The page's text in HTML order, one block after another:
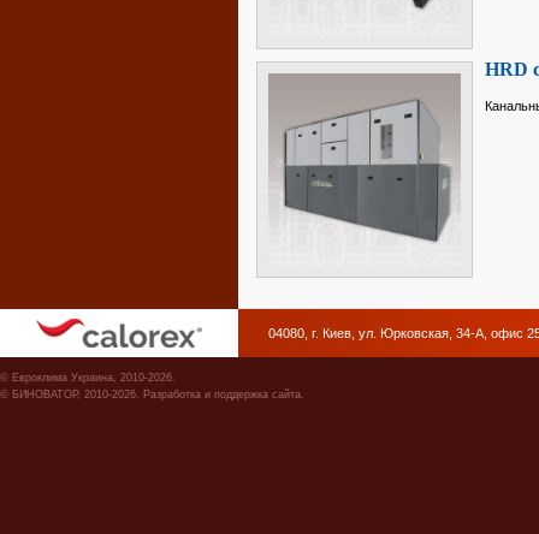
HRD
04080, г. Киев, ул. Юрковская, 34-А, офис
© Евроклима Украина, 2010-2026.
© БИНОВАТОР, 2010-2026. Разработка и поддержка сайта.